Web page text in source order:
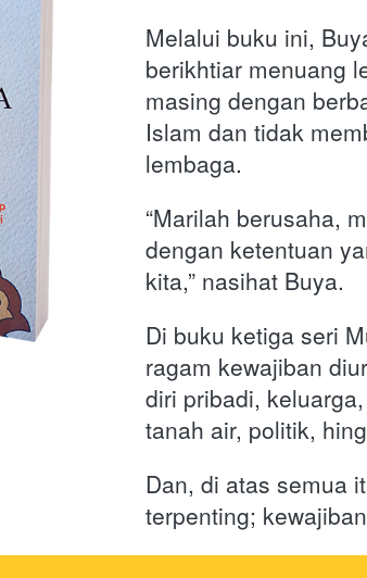
Melalui buku ini,
berikhtiar menuang
masing dengan
Islam dan tidak
lembaga.
“Marilah berusaha,
dengan ketentuan
kita,” nasihat Buya.
Di buku ketiga seri
ragam kewajiban
diri pribadi,
tanah air, politik,
Dan, di atas semua
terpenting;